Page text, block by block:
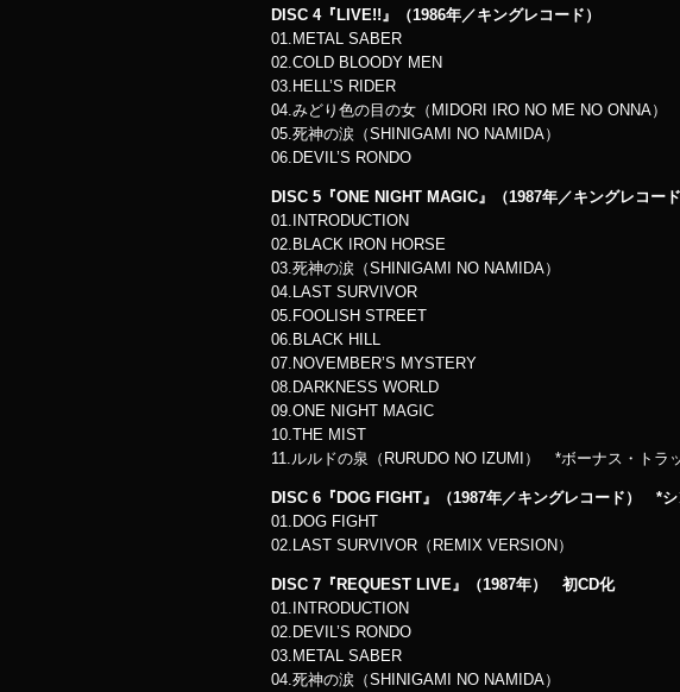
DISC 4『LIVE!!』（1986年／キングレコード）
01.METAL SABER
02.COLD BLOODY MEN
03.HELL’S RIDER
04.みどり色の目の女（MIDORI IRO NO ME NO ONNA）
05.死神の涙（SHINIGAMI NO NAMIDA）
06.DEVIL’S RONDO
DISC 5『ONE NIGHT MAGIC』（1987年／キングレコー
01.INTRODUCTION
02.BLACK IRON HORSE
03.死神の涙（SHINIGAMI NO NAMIDA）
04.LAST SURVIVOR
05.FOOLISH STREET
06.BLACK HILL
07.NOVEMBER’S MYSTERY
08.DARKNESS WORLD
09.ONE NIGHT MAGIC
10.THE MIST
11.ルルドの泉（RURUDO NO IZUMI） *ボーナス・トラ
DISC 6『DOG FIGHT』（1987年／キングレコード） *
01.DOG FIGHT
02.LAST SURVIVOR（REMIX VERSION）
DISC 7『REQUEST LIVE』（1987年） 初CD化
01.INTRODUCTION
02.DEVIL’S RONDO
03.METAL SABER
04.死神の涙（SHINIGAMI NO NAMIDA）